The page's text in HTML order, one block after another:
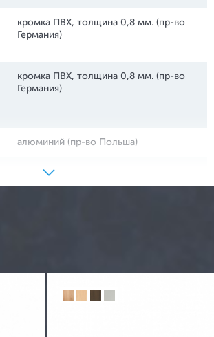
кромка ПВХ, толщина 0,8 мм. (пр-во
Германия)
кромка ПВХ, толщина 0,8 мм. (пр-во
Германия)
алюминий (пр-во Польша)
металлические с пластиковым
Вертикальные жалюзи
Горизонтальные жалюзи
Кассетные жалюзи